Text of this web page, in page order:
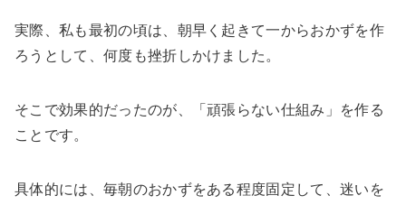
実際、私も最初の頃は、朝早く起きて一からおかずを作
ろうとして、何度も挫折しかけました。
そこで効果的だったのが、「頑張らない仕組み」を作る
ことです。
具体的には、毎朝のおかずをある程度固定して、迷いを